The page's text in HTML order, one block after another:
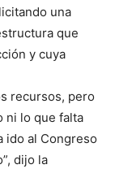
una
que
y cuya
recursos, pero
ni lo que falta
ido al Congreso
dijo la